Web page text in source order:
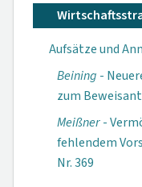
Aufsätze und
Beining -
zum
Meißner-
fehlendem
Nr. 369